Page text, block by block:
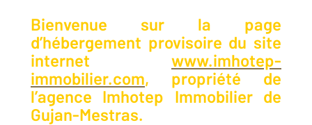
Bienvenue sur la page
d’hébergement provisoire du site
internet www.imhotep-
immobilier.com, propriété de
l’agence Imhotep Immobilier de
Gujan-Mestras.